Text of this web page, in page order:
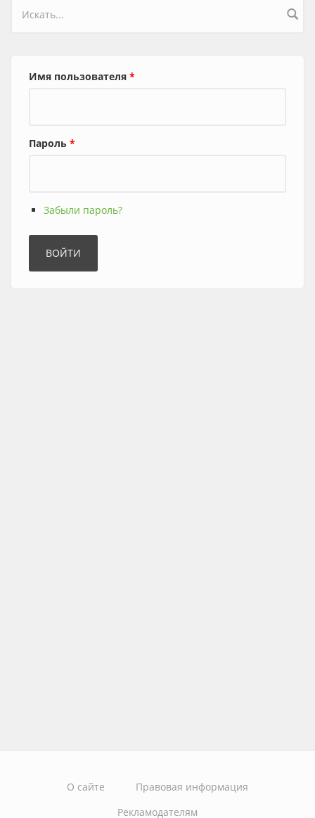
Форма поиска
Имя пользователя *
Пароль *
Забыли пароль?
О сайте
Правовая информация
Рекламодателям